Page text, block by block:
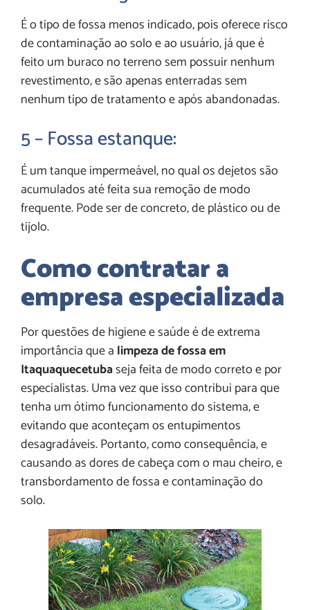
É o tipo de fossa menos indicado, pois oferece risco
de contaminação ao solo e ao usuário, já que é
feito um buraco no terreno sem possuir nenhum
revestimento, e são apenas enterradas sem
nenhum tipo de tratamento e após abandonadas.
5 – Fossa estanque:
É um tanque impermeável, no qual os dejetos são
acumulados até feita sua remoção de modo
frequente. Pode ser de concreto, de plástico ou de
tijolo.
Como contratar a
empresa especializada
Por questões de higiene e saúde é de extrema
importância que a limpeza de fossa em
Itaquaquecetubaseja feita de modo correto e por
especialistas. Uma vez que isso contribui para que
tenha um ótimo funcionamento do sistema, e
evitando que aconteçam os entupimentos
desagradáveis. Portanto, como consequência, e
causando as dores de cabeça com o mau cheiro, e
transbordamento de fossa e contaminação do
solo.